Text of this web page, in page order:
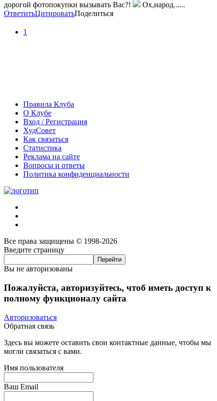
дорогой фотопокупки вызывать Вас?!
Ох,народ......
ОтветитьЦитироватьПоделиться
1
Правила Клуба
О Клубе
Вход / Регистрация
ХудСовет
Как связаться
Статистика
Реклама на сайте
Вопросы и ответы
Политика конфиденциальности
Все права защищены © 1998-2026
Введите страницу
Вы не авторизованы
Пожалуйста, авторизуйтесь, чтоб иметь доступ к
полному функционалу сайта
Авторизоваться
Обратная связь
Здесь вы можете оставить свои контактные данные, чтобы мы
могли связаться с вами.
Имя пользователя
Ваш Email